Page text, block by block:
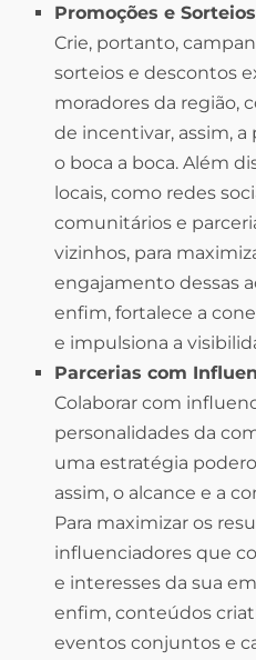
Promoções e
Crie, portanto,
sorteios e descontos
moradores da região,
de incentivar, assim,
o boca a boca. Além
locais, como redes
comunitários e
vizinhos, para
engajamento dessas
enfim, fortalece a
e impulsiona a
Parcerias com
Colaborar com
personalidades da
uma estratégia
assim, o alcance e a
Para maximizar os
influenciadores que
e interesses da sua
enfim, conteúdos
eventos conjuntos e